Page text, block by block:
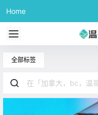
Home
全部标签